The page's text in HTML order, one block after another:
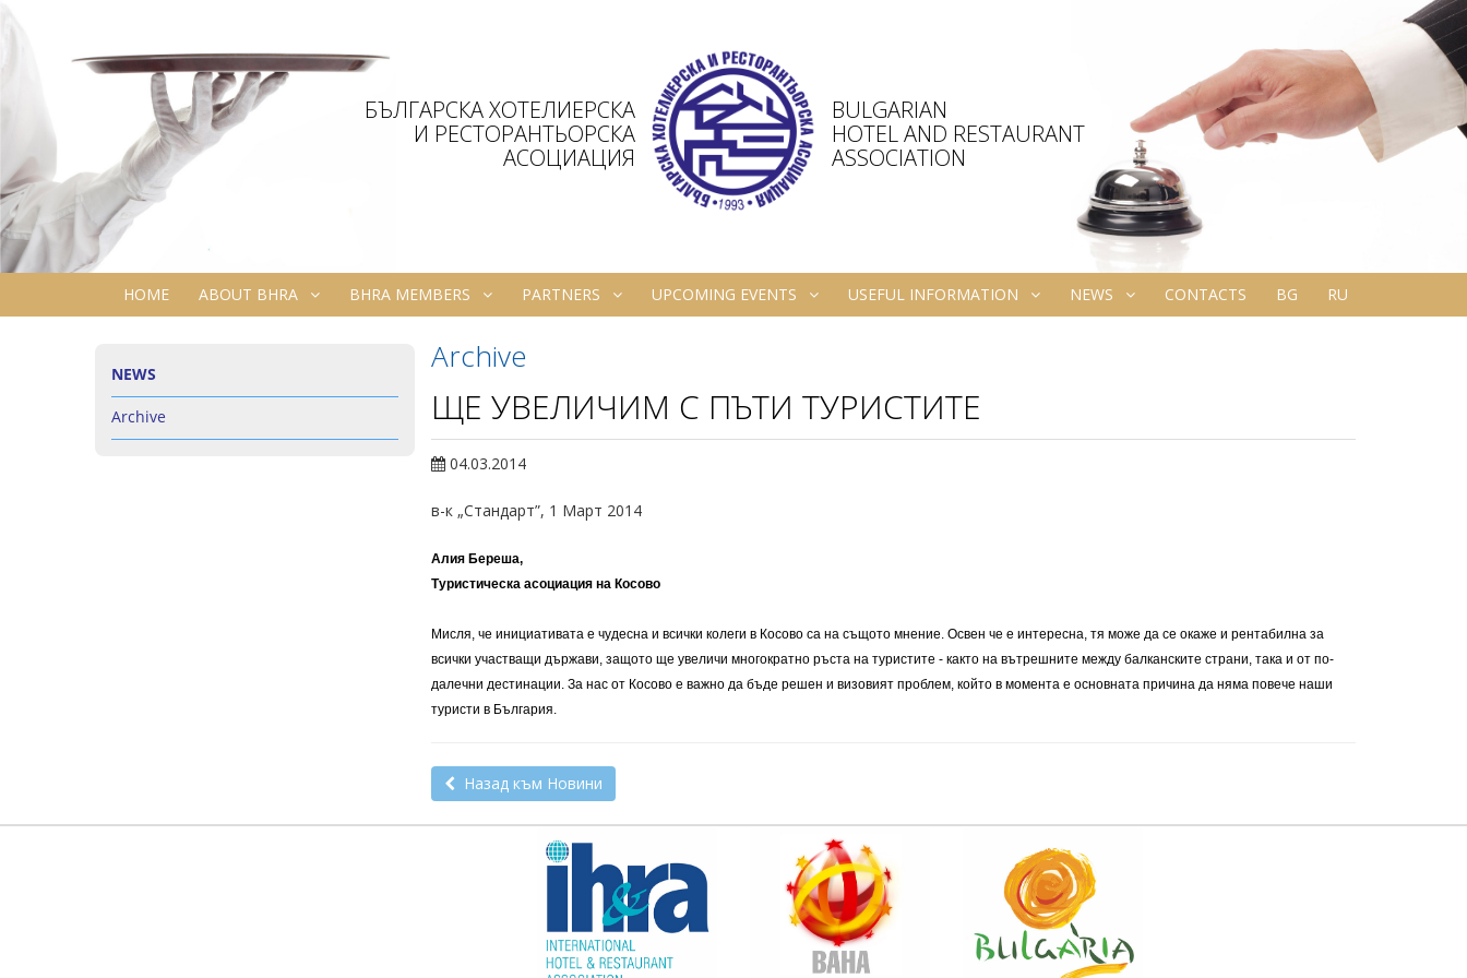
БЪЛГАРСКА ХОТЕЛИЕРСКА
И РЕСТОРАНТЬОРСКА
АСОЦИАЦИЯ
BULGARIAN
HOTEL AND RESTAURANT
ASSOCIATION
HOME ABOUT BHRA BHRA MEMBERS PARTNERS UPCOMING EVENTS USEFUL INFORMATION NEWS CONTACTS BG RU
NEWS
Archive
Archive
ЩЕ УВЕЛИЧИМ С ПЪТИ ТУРИСТИТЕ
04.03.2014
в-к „Стандарт”, 1 Март 2014
Алия Береша,
Туристическа асоциация на Косово
Мисля, че инициативата е чудесна и всички колеги в Косово са на същото мнение. Освен че е интересна, тя може да се окаже и рентабилна за
всички участващи държави, защото ще увеличи многократно ръста на туристите - както на вътрешните между балканските страни, така и от по-
далечни дестинации. За нас от Косово е важно да бъде решен и визовият проблем, който в момента е основната причина да няма повече наши
туристи в България.
Назад към Новини